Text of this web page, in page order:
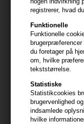
registrerer, hvad
Funktionelle
Funktionelle
du foretager på
om, hvilke
tekststørrelse.
Statistiske
Statistikcookies
brugervenlighed
indsamlede
hvilke